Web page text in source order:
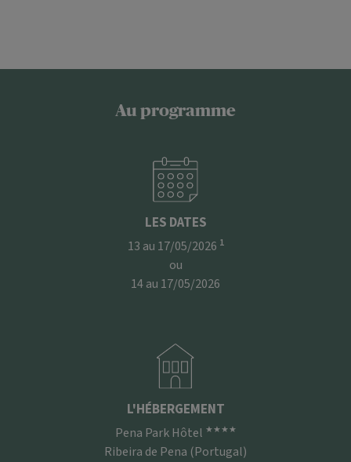
Au programme
LES DATES
13 au 17/05/2026 1
ou
14 au 17/05/2026
L'HÉBERGEMENT
Pena Park Hôtel ★★★★
Ribeira de Pena (Portugal)